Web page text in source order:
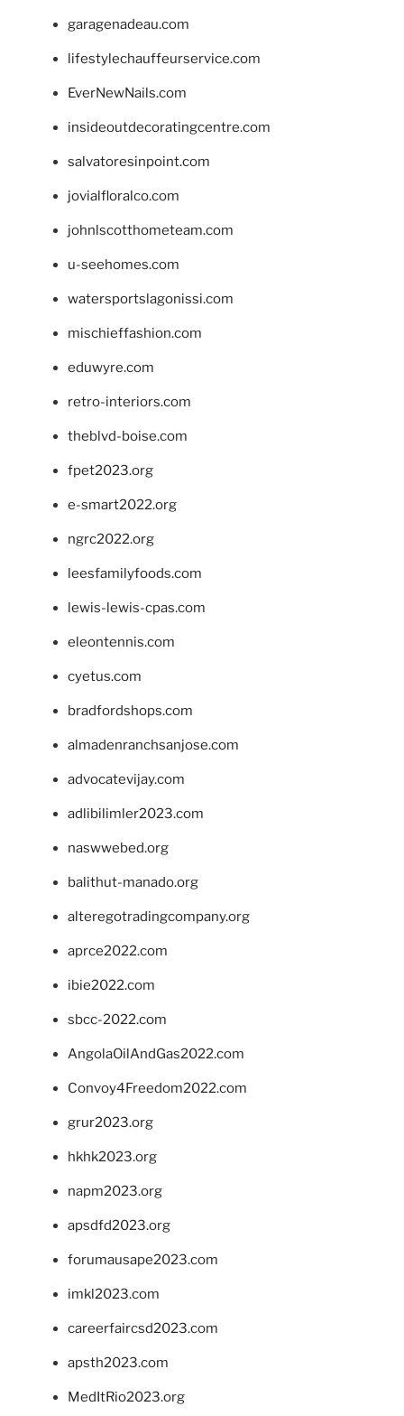
garagenadeau.com
lifestylechauffeurservice.com
EverNewNails.com
insideoutdecoratingcentre.com
salvatoresinpoint.com
jovialfloralco.com
johnlscotthometeam.com
u-seehomes.com
watersportslagonissi.com
mischieffashion.com
eduwyre.com
retro-interiors.com
theblvd-boise.com
fpet2023.org
e-smart2022.org
ngrc2022.org
leesfamilyfoods.com
lewis-lewis-cpas.com
eleontennis.com
cyetus.com
bradfordshops.com
almadenranchsanjose.com
advocatevijay.com
adlibilimler2023.com
naswwebed.org
balithut-manado.org
alteregotradingcompany.org
aprce2022.com
ibie2022.com
sbcc-2022.com
AngolaOilAndGas2022.com
Convoy4Freedom2022.com
grur2023.org
hkhk2023.org
napm2023.org
apsdfd2023.org
forumausape2023.com
imkl2023.com
careerfaircsd2023.com
apsth2023.com
MedItRio2023.org